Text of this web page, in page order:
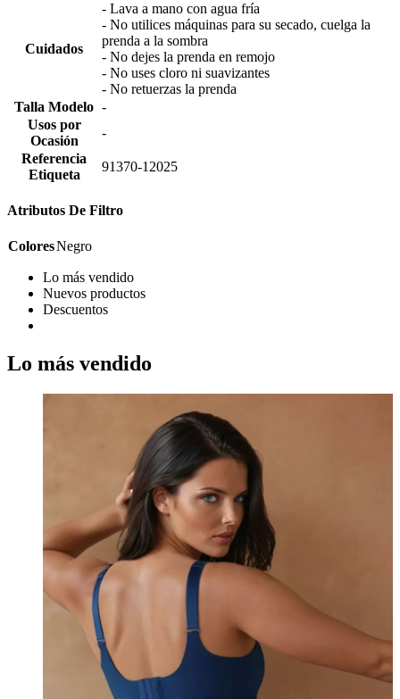
Cuidados
- Lava a mano con agua fría
- No utilices máquinas para su secado, cuelga la
prenda a la sombra
- No dejes la prenda en remojo
- No uses cloro ni suavizantes
- No retuerzas la prenda
Talla Modelo -
Usos por
Ocasión
-
Referencia
Etiqueta
91370-12025
Atributos De Filtro
ColoresNegro
Lo más vendido
Nuevos productos
Descuentos
Lo más vendido